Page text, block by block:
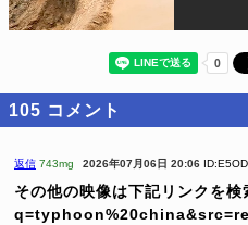
105 コメント
返信 743mg 2026年07月06日 20:06
その他の映像は下記リンクを検